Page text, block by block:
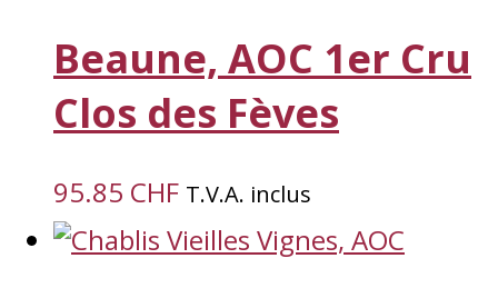
Beaune, AOC 1er Cru
Clos des Fèves
95.85 CHF T.V.A. inclus